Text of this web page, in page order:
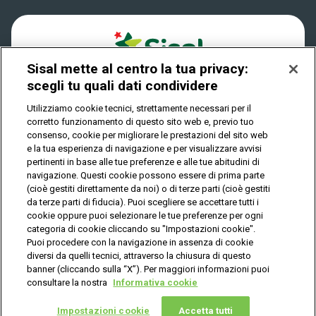
Vuoi giocare
online?
Play Your Date
Quanto si vince
Come riscuotere
Privacy
IL GIOCO È VIETATO AI MINORI E PUÒ CAUSARE
DIPENDENZA PATOLOGICA
© Copyright Sisal Italia S.p.A. - P.I. 02433760135
Privacy Cookies
Mappa
del
sito
Sisal mette al centro la tua privacy:
scegli tu quali dati condividere
Utilizziamo cookie tecnici, strettamente necessari per il
corretto funzionamento di questo sito web e, previo tuo
consenso, cookie per migliorare le prestazioni del sito web
e la tua esperienza di navigazione e per visualizzare avvisi
pertinenti in base alle tue preferenze e alle tue abitudini di
navigazione. Questi cookie possono essere di prima parte
(cioè gestiti direttamente da noi) o di terze parti (cioè gestiti
da terze parti di fiducia). Puoi scegliere se accettare tutti i
cookie oppure puoi selezionare le tue preferenze per ogni
categoria di cookie cliccando su "Impostazioni cookie".
Puoi procedere con la navigazione in assenza di cookie
diversi da quelli tecnici, attraverso la chiusura di questo
banner (cliccando sulla “X”). Per maggiori informazioni puoi
consultare la nostra Informativa cookie
Impostazioni cookie Accetta tutti